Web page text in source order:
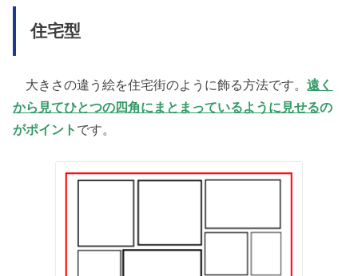
住宅型
大きさの違う絵を住宅街のように飾る方法です。遠く
から見てひとつの四角にまとまっているように見せるの
がポイント です。